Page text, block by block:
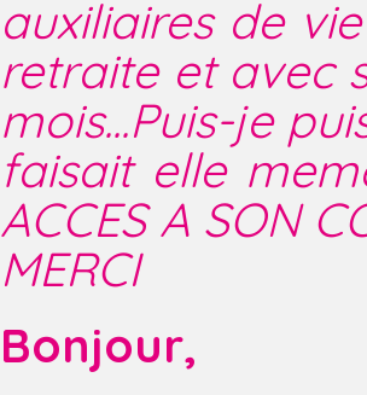
auxiliaires de
retraite et avec
mois...Puis-je
faisait elle
ACCES A SON
MERCI
Bonjour,